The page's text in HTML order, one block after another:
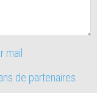
mail
de partenaires